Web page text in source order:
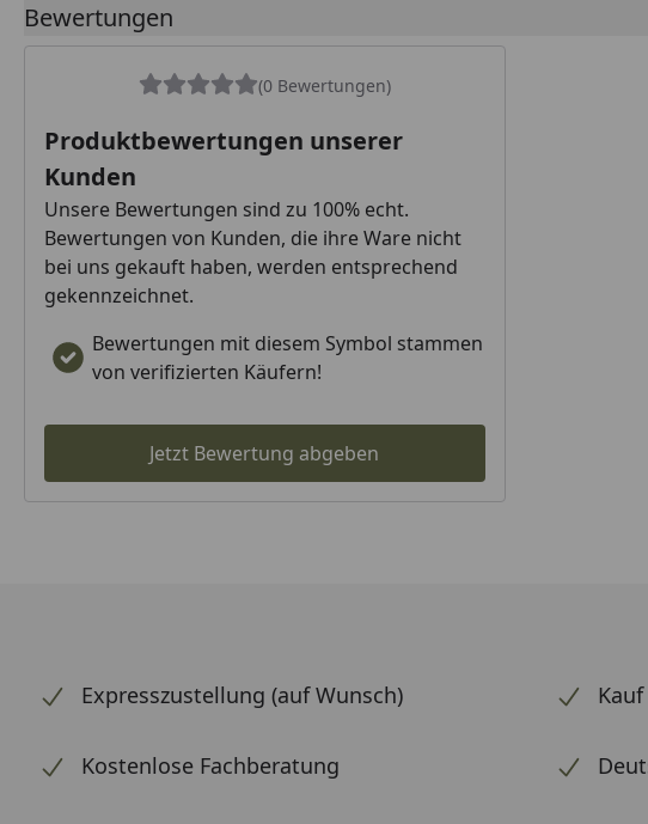
Bewertungen
(0 Bewertungen)
Produktbewertungen unserer
Kunden
Unsere Bewertungen sind zu 100% echt.
Bewertungen von Kunden, die ihre Ware nicht
bei uns gekauft haben, werden entsprechend
gekennzeichnet.
Bewertungen mit diesem Symbol stammen
von verifizierten Käufern!
Jetzt Bewertung abgeben
Expresszustellung (auf Wunsch)
Kostenlose Fachberatung